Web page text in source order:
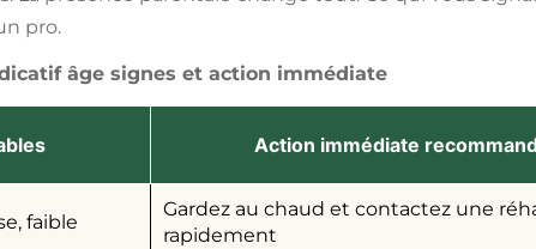
pro.
âge signes et action immédiate
Action immédiate
faible
Gardez au chaud et contactez une
rapidement